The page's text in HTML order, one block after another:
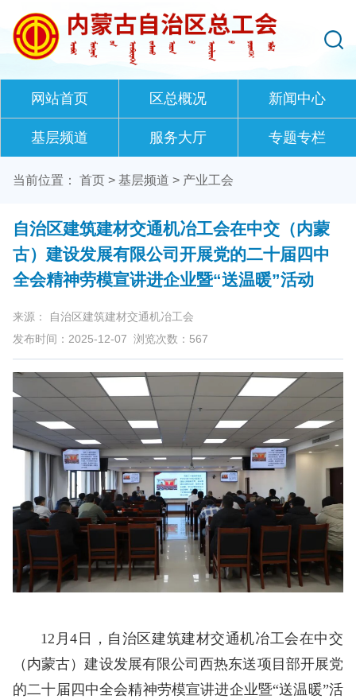
网站首页 区总概况 新闻中心
基层频道 服务大厅 专题专栏
当前位置： 首页 > 基层频道 > 产业工会
自治区建筑建材交通机冶工会在中交（内蒙
古）建设发展有限公司开展党的二十届四中
全会精神劳模宣讲进企业暨“送温暖”活动
来源： 自治区建筑建材交通机冶工会
发布时间：2025-12-07 浏览次数： 567
12月4日，自治区建筑建材交通机冶工会在中交
（内蒙古）建设发展有限公司西热东送项目部开展党
的二十届四中全会精神劳模宣讲进企业暨“送温暖”活